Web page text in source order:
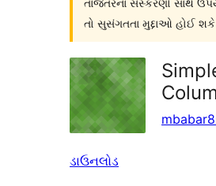
તાજેતરનાં સંસ્કરણો સાથે
તો સુસંગતતા મુદ્દાઓ હોઈ
ડાઉનલોડ